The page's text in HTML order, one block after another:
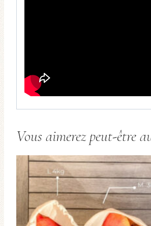
Vous aimerez peut-être